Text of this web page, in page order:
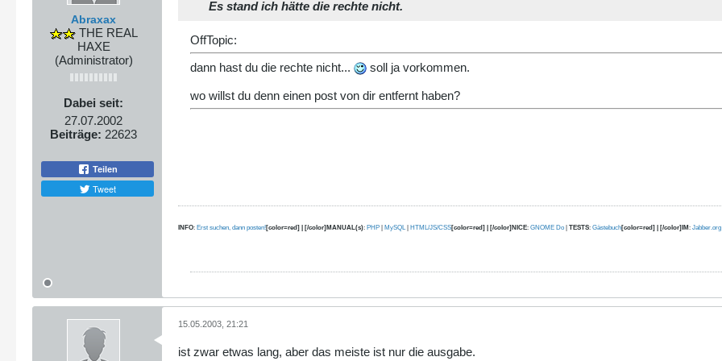
Abraxax
THE REAL
HAXE
(Administrator)
Dabei seit:
27.07.2002
Beiträge: 22623
Teilen
Tweet
Es stand ich hätte die rechte nicht.
OffTopic:
dann hast du die rechte nicht...
soll ja vorkommen.
wo willst du denn einen post von dir entfernt haben?
INFO: Erst suchen, dann posten![color=red] | [/color]MANUAL(s): PHP MySQL HTML/JS/CSS[color=red] | [/color]NICE: GNOME Do TESTS: Gästebuch[color=red] | [/color]IM : Jabber.org
15.05.2003, 21:21
ist zwar etwas lang, aber das meiste ist nur die ausgabe.